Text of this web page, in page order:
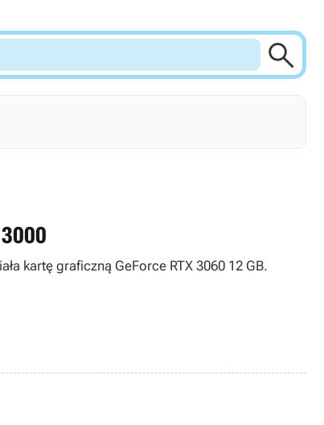

kartę graficzną GeForce RTX 3060 12 GB.